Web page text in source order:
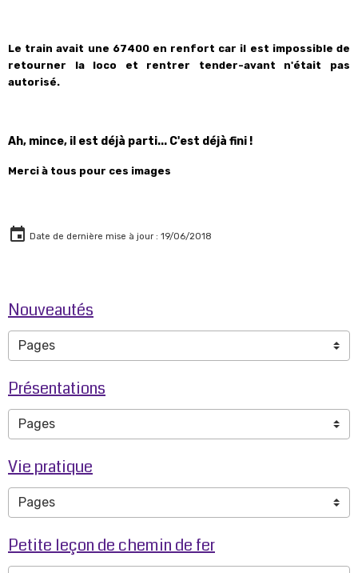
Le train avait une 67400 en renfort car il est impossible de
retourner la loco et rentrer tender-avant n'était pas
autorisé.
Ah, mince, il est déjà parti... C'est déjà fini !
Merci à tous pour ces images
Date de dernière mise à jour : 19/06/2018
Nouveautés
Présentations
Vie pratique
Petite leçon de chemin de fer